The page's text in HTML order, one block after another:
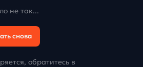
не так...
снова
обратитесь в